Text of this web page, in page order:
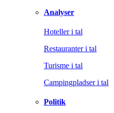
Analyser
Hoteller i tal
Restauranter i tal
Turisme i tal
Campingpladser i tal
Politik